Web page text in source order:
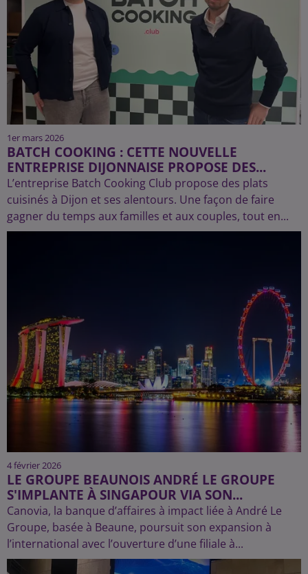
1er mars 2026
BATCH COOKING : CETTE NOUVELLE
ENTREPRISE DIJONNAISE PROPOSE DES...
L’entreprise Batch Cooking Club propose des plats
cuisinés à Dijon et ses alentours. Une façon de faire
gagner du temps aux familles et aux couples, tout en...
4 février 2026
LE GROUPE BEAUNOIS ANDRÉ LE GROUPE
S'IMPLANTE À SINGAPOUR VIA SON...
Canovia, la banque d’affaires à impact liée à André Le
Groupe, basée à Beaune, poursuit son expansion à
l’international avec l’ouverture d’une filiale à...